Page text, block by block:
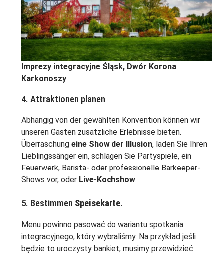
Imprezy integracyjne Śląsk, Dwór Korona
Karkonoszy
4. Attraktionen planen
Abhängig von der gewählten Konvention können wir
unseren Gästen zusätzliche Erlebnisse bieten.
Überraschungeine Show der Illusion, laden Sie Ihren
Lieblingssänger ein, schlagen Sie Partyspiele, ein
Feuerwerk, Barista- oder professionelle Barkeeper-
Shows vor, oder Live-Kochshow.
5. Bestimmen Speisekarte.
Menu powinno pasować do wariantu spotkania
integracyjnego, który wybraliśmy. Na przykład jeśli
będzie to uroczysty bankiet, musimy przewidzieć